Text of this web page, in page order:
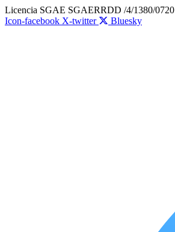
Ir
al
Licencia SGAE SGAERRDD /4/1380/0720
Icon-facebook X-twitter Bluesky